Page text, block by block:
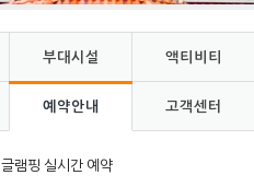
부대시설 액티비티
예약안내 고객센터
글램핑 실시간 예약